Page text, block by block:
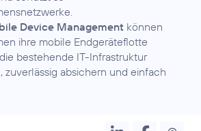
Device Management können
ihre mobile Endgeräteflotte
bestehende IT-Infrastruktur
zuverlässig absichern und einfach